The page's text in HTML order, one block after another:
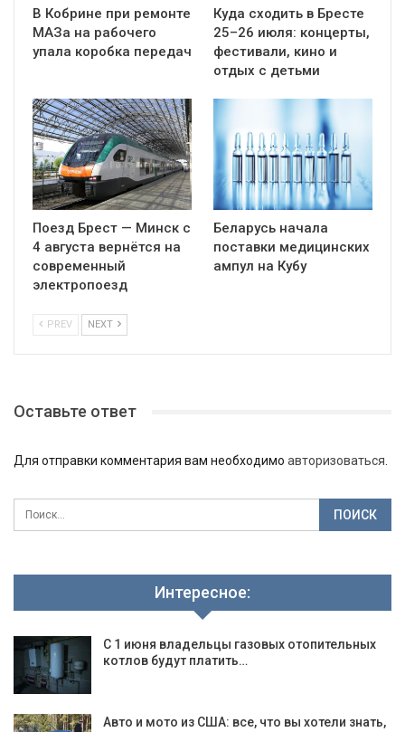
В Кобрине при ремонте
МАЗа на рабочего
упала коробка передач
Куда сходить в Бресте
25–26 июля: концерты,
фестивали, кино и
отдых с детьми
Поезд Брест — Минск с
4 августа вернётся на
современный
электропоезд
Беларусь начала
поставки медицинских
ампул на Кубу
PREV NEXT
Оставьте ответ
Для отправки комментария вам необходимо авторизоваться
Интересное:
С 1 июня владельцы газовых отопительных
котлов будут платить…
Авто и мото из США: все, что вы хотели знать,